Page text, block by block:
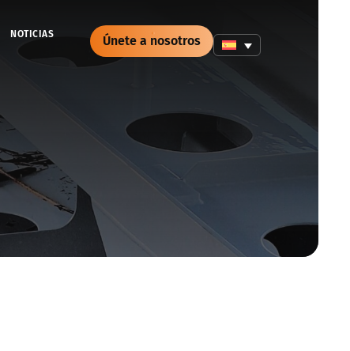
NOTICIAS Únete a nosotros